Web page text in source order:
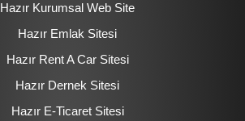
Hazır Kurumsal Web Site
Hazır Emlak Sitesi
Hazır Rent A Car Sitesi
Hazır Dernek Sitesi
Hazır E-Ticaret Sitesi